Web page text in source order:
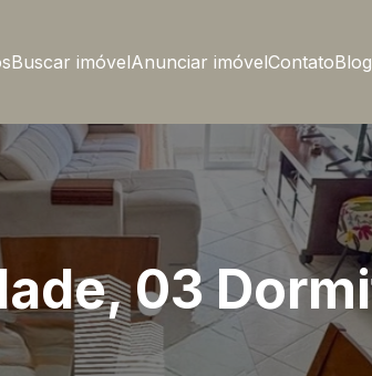
Buscar imóvelAnunciar imóvelContatoBlog
03